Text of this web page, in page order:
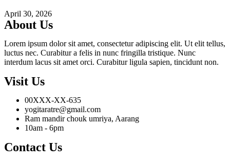
April 30, 2026
About Us
Lorem ipsum dolor sit amet, consectetur adipiscing elit. Ut elit tellus,
luctus nec. Curabitur a felis in nunc fringilla tristique. Nunc
interdum lacus sit amet orci. Curabitur ligula sapien, tincidunt non.
Visit Us
00XXX-XX-635
yogitaratre@gmail.com
Ram mandir chouk umriya, Aarang
10am - 6pm
Contact Us